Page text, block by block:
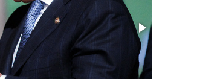
Рекомендуем